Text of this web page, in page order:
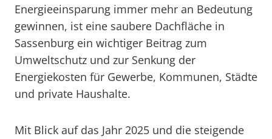
Energieeinsparung immer mehr an Bedeutung
gewinnen, ist eine saubere Dachfläche in
Sassenburg ein wichtiger Beitrag zum
Umweltschutz und zur Senkung der
Energiekosten für Gewerbe, Kommunen, Städte
und private Haushalte.
Mit Blick auf das Jahr 2025 und die steigende